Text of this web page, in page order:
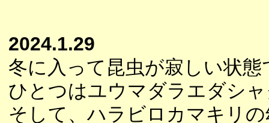
2024.1.29
冬に入って昆虫が寂しい状
ひとつはユウマダラエダシ
そして、ハラビロカマキリ